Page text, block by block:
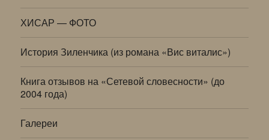
ХИСАР — ФОТО
История Зиленчика (из романа «Вис виталис»)
Книга отзывов на «Сетевой словесности» (до
2004 года)
Галереи